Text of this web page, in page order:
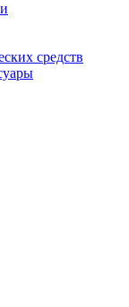
средств